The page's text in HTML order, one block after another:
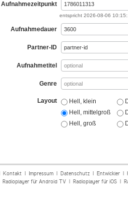
Aufnahmezeitpunkt
entspricht 2026-08-06
Aufnahmedauer
Partner-ID
Aufnahmetitel
Genre
Layout
Hell, klein
Hell, mittelgroß
Hell, groß
Kontakt| Impressum| Datenschutz| Entwickler|
Radioplayer für Android TV| Radioplayer für iOS|